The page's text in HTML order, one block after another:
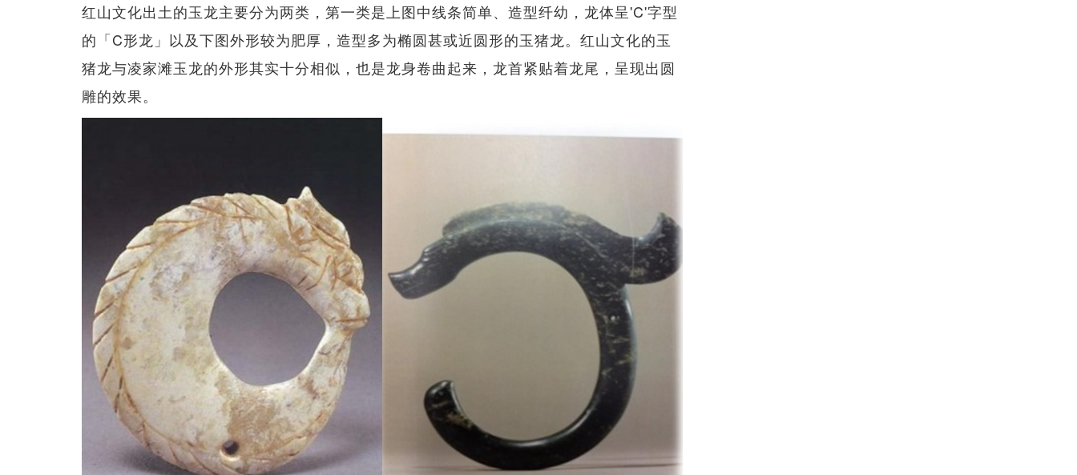
红山文化出土的玉龙主要分为两类，第一类是上图中线条简单、造型纤幼，龙体呈'C'字型
的「C形龙」以及下图外形较为肥厚，造型多为椭圆甚或近圆形的玉猪龙。红山文化的玉
猪龙与凌家滩玉龙的外形其实十分相似，也是龙身卷曲起来，龙首紧贴着龙尾，呈现出圆
雕的效果。